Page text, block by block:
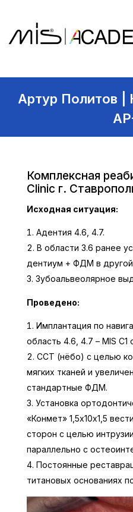
Артур Политов |
Комплексная
Clinic г.
Исходная ситуация:
Адентия 4.6, 4.7.
В области 3.6 ранее
дентиум + ФДМ в другой
Зубоальвеолярное
Проведено:
Имплантация по
область 4.6, 4.7 – MIS
ССТ (нёбо) с целью
мягких тканей и
стандартные ФДМ.
Установка
«Конмет» 1,5х10х1,5
сторон с целью
параллельно с
Постоянные
титановых основаниях